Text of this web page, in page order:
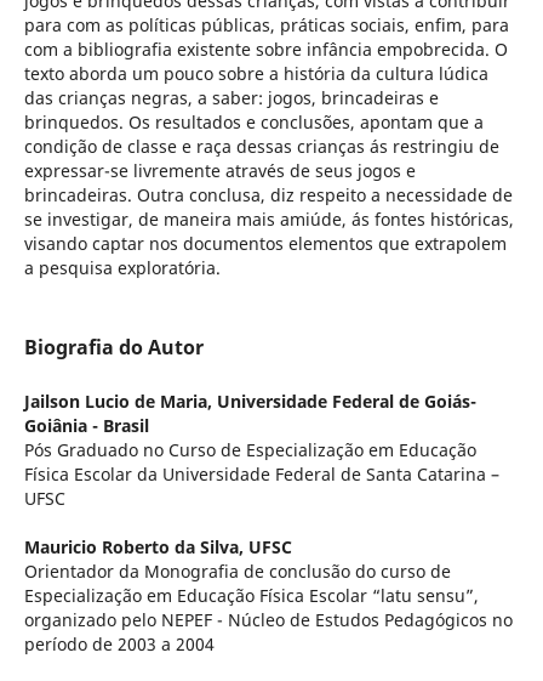
para com as políticas públicas, práticas sociais, enfim, para
com a bibliografia existente sobre infância empobrecida. O
texto aborda um pouco sobre a história da cultura lúdica
das crianças negras, a saber: jogos, brincadeiras e
brinquedos. Os resultados e conclusões, apontam que a
condição de classe e raça dessas crianças ás restringiu de
expressar-se livremente através de seus jogos e
brincadeiras. Outra conclusa, diz respeito a necessidade de
se investigar, de maneira mais amiúde, ás fontes históricas,
visando captar nos documentos elementos que extrapolem
a pesquisa exploratória.
Biografia do Autor
Jailson Lucio de Maria, Universidade Federal de Goiás-
Goiânia - Brasil
Pós Graduado no Curso de Especialização em Educação
Física Escolar da Universidade Federal de Santa Catarina –
UFSC
Mauricio Roberto da Silva, UFSC
Orientador da Monografia de conclusão do curso de
Especialização em Educação Física Escolar “latu sensu”,
organizado pelo NEPEF - Núcleo de Estudos Pedagógicos no
período de 2003 a 2004